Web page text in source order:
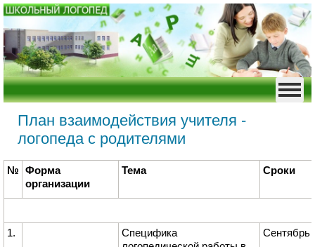
План взаимодействия учителя -
логопеда с родителями
№ Форма
организации
Тема Сроки
1.
Специфика
Сентябрь